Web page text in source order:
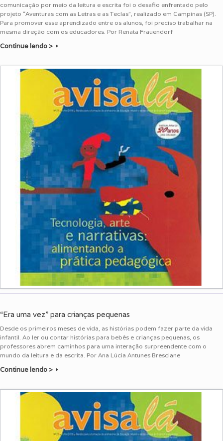
comunicação por meio da leitura e escrita foi o desafio enfrentado pelo
projeto “Aventuras com as Letras e as Teclas”, realizado em Campinas (SP).
Para promover esse aprendizado entre os alunos, foi preciso trabalhar na
mesma direção com os educadores. Por Renata Frauendorf
Continue lendo >
“Era uma vez” para crianças pequenas
Desde os primeiros meses de vida, as histórias podem fazer parte da vida
infantil. Ao ler ou contar histórias para bebês e crianças pequenas, os
professores abrem caminhos para uma interação surpreendente com o
mundo da leitura e da escrita. Por Ana Lúcia Antunes Bresciane
Continue lendo >